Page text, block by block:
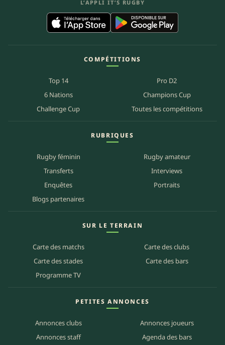
L’APPLI IT’S RUGBY
COMPÉTITIONS
Top 14
Pro D2
6 Nations
Champions Cup
Challenge Cup
Toutes les compétitions
RUBRIQUES
Rugby féminin
Rugby amateur
Transferts
Interviews
Enquêtes
Portraits
Blogs partenaires
SUR LE TERRAIN
Carte des matchs
Carte des clubs
Carte des stades
Carte des bars
Programme TV
PETITES ANNONCES
Annonces clubs
Annonces joueurs
Annonces staff
Agenda des bars